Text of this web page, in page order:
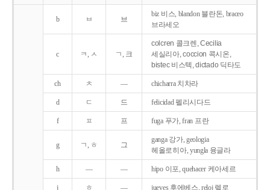
b ㅂ 브
biz 비스, blandon 블란돈, braceo
브라세오
c ㅋ, ㅅ ㄱ, 크
colcren 콜크렌, Cecilia
세실리아, coccion 콕시온,
bistec 비스텍, dictado 딕타도
ch ㅊ ― chicharra 치차라
d ㄷ 드 felicidad 펠리시다드
f ㅍ 프 fuga 푸가, fran 프란
g ㄱ, ㅎ 그
ganga 강가, geologia
헤올로히아, yungla 융글라
h ― ― hipo 이포, quehacer 케아세르
j ㅎ ― jueves 후에베스, reloj 렐로